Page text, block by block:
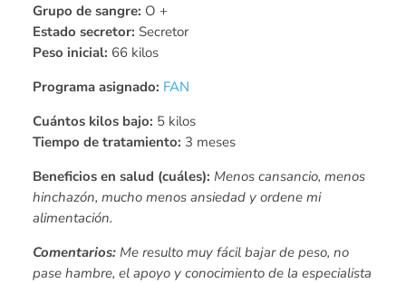
Grupo de sangre: O +
Estado secretor: Secretor
Peso inicial: 66 kilos
Programa asignado: FAN
Cuántos kilos bajo: 5 kilos
Tiempo de tratamiento: 3 meses
Beneficios en salud (cuáles): Menos cansancio, menos
hinchazón, mucho menos ansiedad y ordene mi
alimentación.
Comentarios: Me resulto muy fácil bajar de peso, no
pase hambre, el apoyo y conocimiento de la especialista